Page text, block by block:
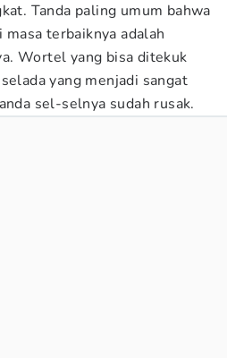
Tanda paling umum bahwa
terbaiknya adalah
Wortel yang bisa ditekuk
yang menjadi sangat
sel-selnya sudah rusak.